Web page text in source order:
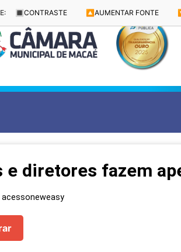
🔳 CONTRASTE 🔼 AUMENTAR FONTE
e diretores fazem
acessoneweasy